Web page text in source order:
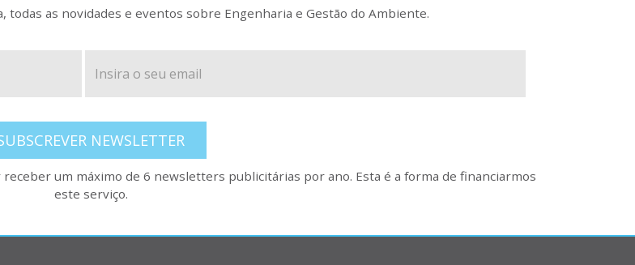
as novidades e eventos sobre Engenharia e Gestão do Ambiente.
NEWSLETTER
um máximo de 6 newsletters publicitárias por ano. Esta é a forma de financiarmos
este serviço.